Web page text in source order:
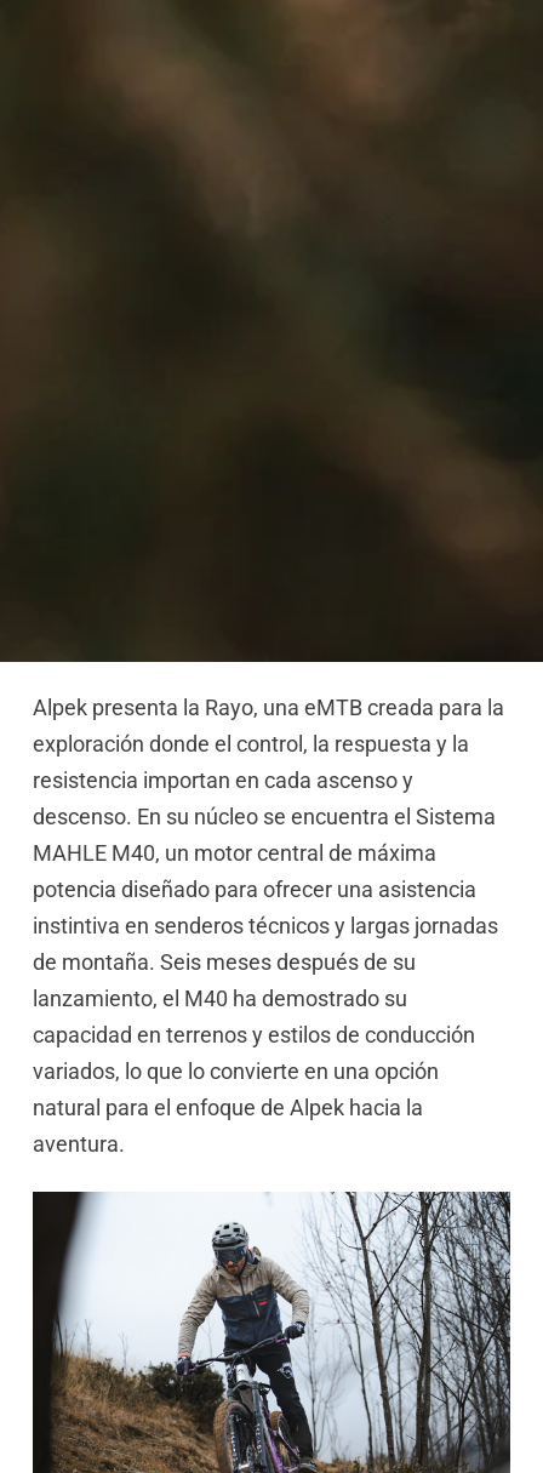
Alpek presenta la Rayo, una eMTB creada para la
exploración donde el control, la respuesta y la
resistencia importan en cada ascenso y
descenso. En su núcleo se encuentra el Sistema
MAHLE M40, un motor central de máxima
potencia diseñado para ofrecer una asistencia
instintiva en senderos técnicos y largas jornadas
de montaña. Seis meses después de su
lanzamiento, el M40 ha demostrado su
capacidad en terrenos y estilos de conducción
variados, lo que lo convierte en una opción
natural para el enfoque de Alpek hacia la
aventura.